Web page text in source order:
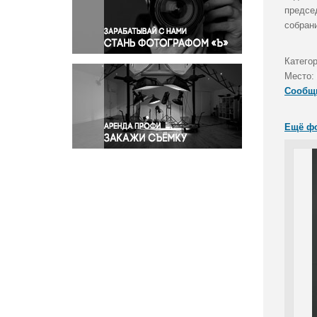
Правосудие
Происшествия и конфликты
Религия
Светская жизнь
Спорт
Экология
Экономика и бизнес
Место:
Ещё